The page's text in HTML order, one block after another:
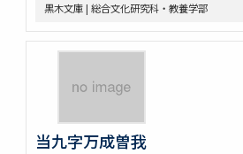
黒木文庫 | 総合文化研究科・教養学部
当九字万成曽我